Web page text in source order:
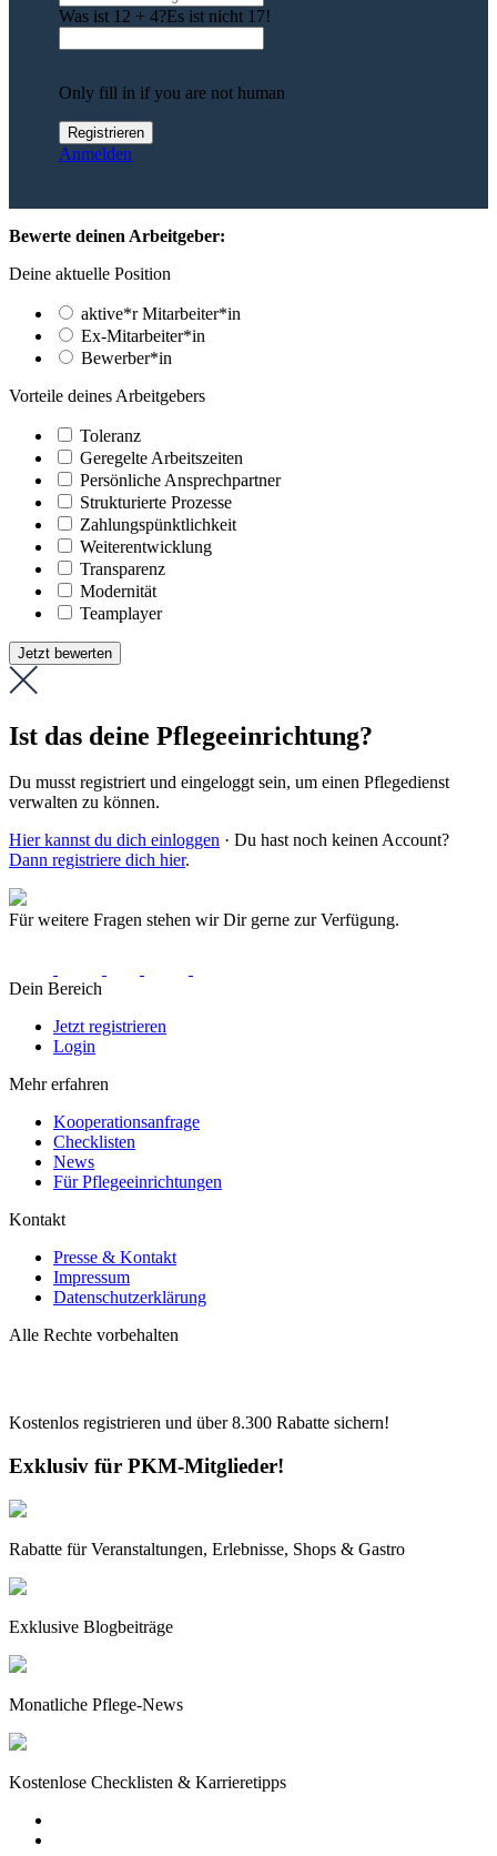
Was ist 12 + 4?Es ist nicht 17!
Only fill in if you are not human
Anmelden
Bewerte deinen Arbeitgeber:
Deine aktuelle Position
aktive*r Mitarbeiter*in
Ex-Mitarbeiter*in
Bewerber*in
Vorteile deines Arbeitgebers
Toleranz
Geregelte Arbeitszeiten
Persönliche Ansprechpartner
Strukturierte Prozesse
Zahlungs­pünktlichkeit
Weiter­entwicklung
Transparenz
Modernität
Teamplayer
Jetzt bewerten
Ist das deine Pflegeeinrichtung?
Du musst registriert und eingeloggt sein, um einen Pflegedienst
verwalten zu können.
Hier kannst du dich einloggen · Du hast noch keinen Account?
Dann registriere dich hier.
Für weitere Fragen stehen wir Dir gerne zur Verfügung.
Dein Bereich
Jetzt registrieren
Login
Mehr erfahren
Kooperationsanfrage
Checklisten
News
Für Pflegeeinrichtungen
Kontakt
Presse & Kontakt
Impressum
Datenschutzerklärung
Alle Rechte vorbehalten
Kostenlos registrieren und über8.300 Rabatte sichern!
Exklusiv für PKM-Mitglieder!
Rabatte für Veranstaltungen, Erlebnisse, Shops & Gastro
Exklusive Blogbeiträge
Monatliche Pflege-News
Kostenlose Checklisten & Karrieretipps